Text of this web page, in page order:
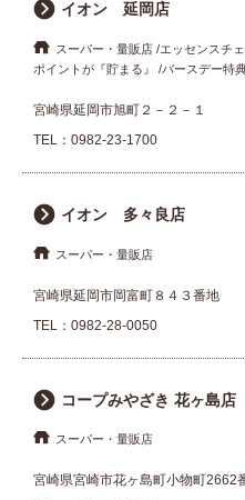
イオン 延岡店
スーパー・量販店 エッセンスチ
ポイントが『貯まる』
バースデー特
宮崎県延岡市旭町２－２－１
TEL： 0982-23-1700
イオン 多々良店
スーパー・量販店
宮崎県延岡市岡富町８４３番地
TEL： 0982-28-0050
コープみやざき 花ヶ島店
スーパー・量販店
宮崎県宮崎市花ヶ島町小物町2662